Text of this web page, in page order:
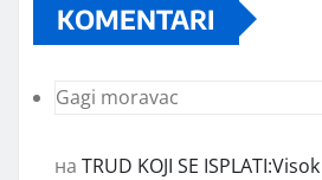
KOMENTARI
Gagi moravac
на TRUD KOJI SE